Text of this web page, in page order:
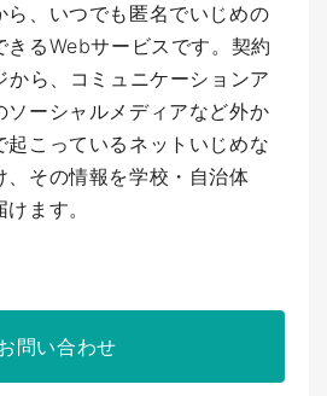
ら、いつでも匿名でいじめの
きるWebサービスです。契約
ら、コミュニケーションア
ソーシャルメディアなど外か
起こっているネットいじめな
、その情報を学校・自治体
ます。
問い合わせ